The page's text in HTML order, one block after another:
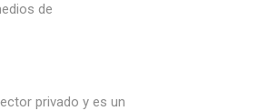
de
privado y es un